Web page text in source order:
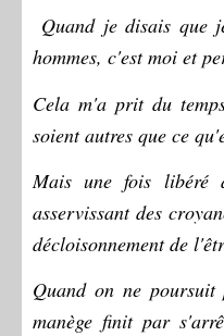
Quand je disais que
hommes, c'est moi et
Cela m'a prit du
soient autres que ce
Mais une fois libéré
asservissant des
décloisonnement de
Quand on ne
manège finit par